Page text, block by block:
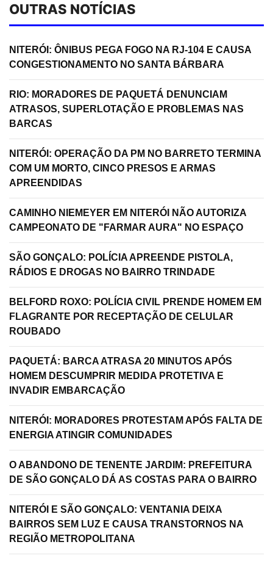
OUTRAS NOTÍCIAS
NITERÓI: ÔNIBUS PEGA FOGO NA RJ-104 E CAUSA
CONGESTIONAMENTO NO SANTA BÁRBARA
RIO: MORADORES DE PAQUETÁ DENUNCIAM
ATRASOS, SUPERLOTAÇÃO E PROBLEMAS NAS
BARCAS
NITERÓI: OPERAÇÃO DA PM NO BARRETO TERMINA
COM UM MORTO, CINCO PRESOS E ARMAS
APREENDIDAS
CAMINHO NIEMEYER EM NITERÓI NÃO AUTORIZA
CAMPEONATO DE "FARMAR AURA" NO ESPAÇO
SÃO GONÇALO: POLÍCIA APREENDE PISTOLA,
RÁDIOS E DROGAS NO BAIRRO TRINDADE
BELFORD ROXO: POLÍCIA CIVIL PRENDE HOMEM EM
FLAGRANTE POR RECEPTAÇÃO DE CELULAR
ROUBADO
PAQUETÁ: BARCA ATRASA 20 MINUTOS APÓS
HOMEM DESCUMPRIR MEDIDA PROTETIVA E
INVADIR EMBARCAÇÃO
NITERÓI: MORADORES PROTESTAM APÓS FALTA DE
ENERGIA ATINGIR COMUNIDADES
O ABANDONO DE TENENTE JARDIM: PREFEITURA
DE SÃO GONÇALO DÁ AS COSTAS PARA O BAIRRO
NITERÓI E SÃO GONÇALO: VENTANIA DEIXA
BAIRROS SEM LUZ E CAUSA TRANSTORNOS NA
REGIÃO METROPOLITANA